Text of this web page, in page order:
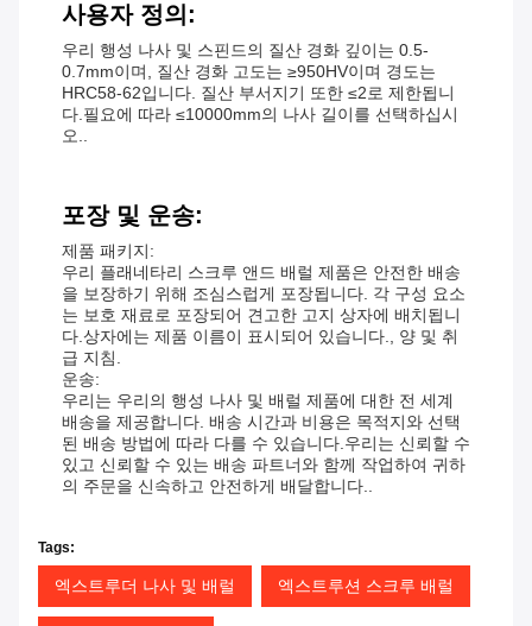
사용자 정의:
우리 행성 나사 및 스핀드의 질산 경화 깊이는 0.5-
0.7mm이며, 질산 경화 고도는 ≥950HV이며 경도는
HRC58-62입니다. 질산 부서지기 또한 ≤2로 제한됩니
다.필요에 따라 ≤10000mm의 나사 길이를 선택하십시
오..
포장 및 운송:
제품 패키지:
우리 플래네타리 스크루 앤드 배럴 제품은 안전한 배송
을 보장하기 위해 조심스럽게 포장됩니다. 각 구성 요소
는 보호 재료로 포장되어 견고한 고지 상자에 배치됩니
다.상자에는 제품 이름이 표시되어 있습니다., 양 및 취
급 지침.
운송:
우리는 우리의 행성 나사 및 배럴 제품에 대한 전 세계
배송을 제공합니다. 배송 시간과 비용은 목적지와 선택
된 배송 방법에 따라 다를 수 있습니다.우리는 신뢰할 수
있고 신뢰할 수 있는 배송 파트너와 함께 작업하여 귀하
의 주문을 신속하고 안전하게 배달합니다..
Tags:
엑스트루더 나사 및 배럴 엑스트루션 스크루 배럴